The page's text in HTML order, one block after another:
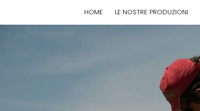
HOME LE NOSTRE PRODUZIONI